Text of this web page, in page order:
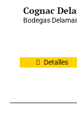
Cognac
Bodegas
Detalles